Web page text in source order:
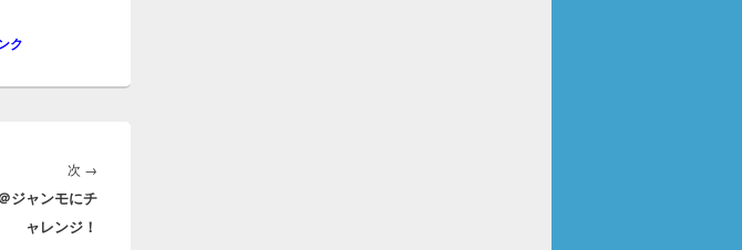
ク
次 →
の
ジャンモにチ
ャレンジ！